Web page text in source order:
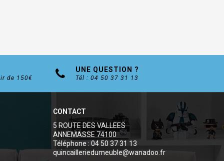
de 150€
UNE QUESTION ?
Tél : 04 50 37 31 13
CONTACT
5 ROUTE DES VALLEES
ANNEMASSE 74100
Téléphone : 04 50 37 31 13
quincailleriedumeuble@wanadoo.fr